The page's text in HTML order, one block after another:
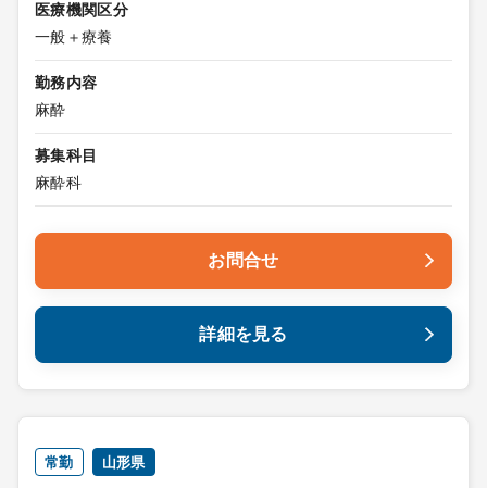
医療機関区分
一般＋療養
勤務内容
麻酔
募集科目
麻酔科
お問合せ
詳細を見る
常勤 山形県